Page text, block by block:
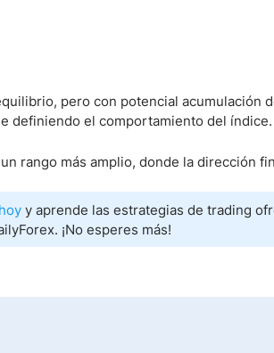
pero con potencial acumulación
definiendo el comportamiento del índice.
rango más amplio, donde la dirección
y aprende las estrategias de trading
¡No esperes más!